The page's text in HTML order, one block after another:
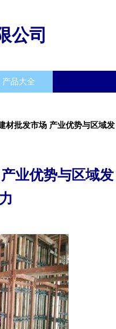
公司
产品大全
材批发市场 产业优势与区域发
业优势与区域发